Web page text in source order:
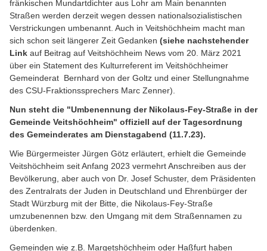
fränkischen Mundartdichter aus Lohr am Main benannten
Straßen werden derzeit wegen dessen nationalsozialistischen
Verstrickungen umbenannt. Auch in Veitshöchheim macht man
sich schon seit längerer Zeit Gedanken (siehe nachstehender
Link auf Beitrag auf Veitshöchheim News vom 20. März 2021
über ein Statement des Kulturreferent im Veitshöchheimer
Gemeinderat Bernhard von der Goltz und einer Stellungnahme
des CSU-Fraktionssprechers Marc Zenner).
Nun steht die "Umbenennung der Nikolaus-Fey-Straße in der
Gemeinde Veitshöchheim" offiziell auf der Tagesordnung
des Gemeinderates am Dienstagabend (11.7.23).
Wie Bürgermeister Jürgen Götz erläutert, erhielt die Gemeinde
Veitshöchheim seit Anfang 2023 vermehrt Anschreiben aus der
Bevölkerung, aber auch von Dr. Josef Schuster, dem Präsidenten
des Zentralrats der Juden in Deutschland und Ehrenbürger der
Stadt Würzburg mit der Bitte, die Nikolaus-Fey-Straße
umzubenennen bzw. den Umgang mit dem Straßennamen zu
überdenken.
Gemeinden wie z.B. Margetshöchheim oder Haßfurt haben